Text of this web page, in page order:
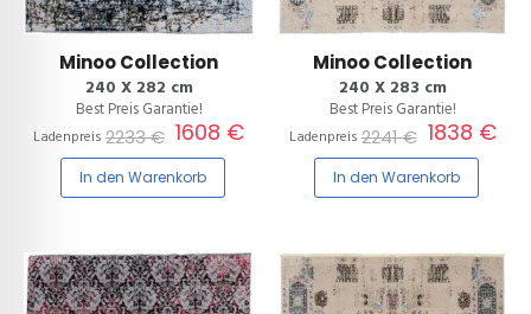
Minoo Collection
240 X 282 cm
Best Preis Garantie!
Ladenpreis 2233 € 1608 €
In den Warenkorb
Minoo Collection
240 X 283 cm
Best Preis Garantie!
Ladenpreis2241 € 1838 €
In den Warenkorb